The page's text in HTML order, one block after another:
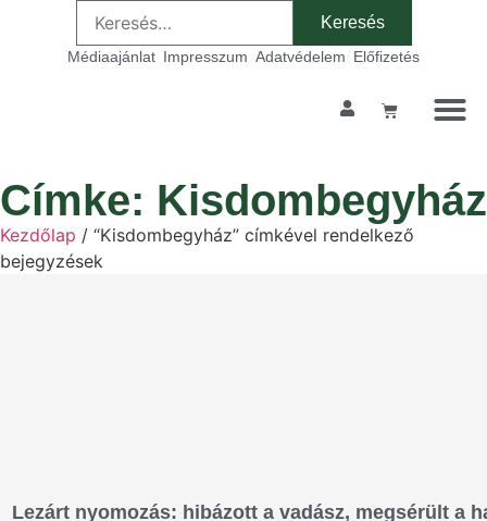
Médiaajánlat Impresszum Adatvédelem Előfizetés
Címke: Kisdombegyház
Kezdőlap / “Kisdombegyház” címkével rendelkező
bejegyzések
Lezárt nyomozás: hibázott a vadász, megsérült a